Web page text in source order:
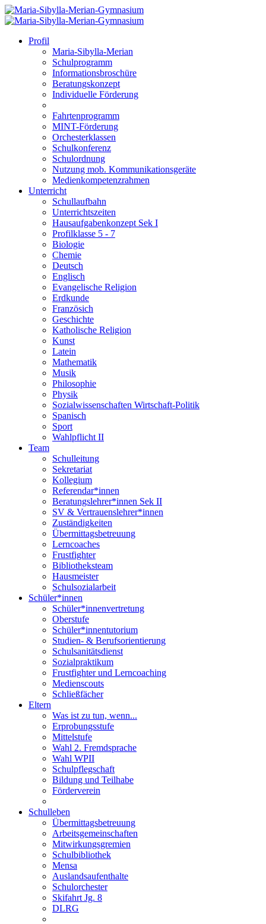
Profil
Maria-Sibylla-Merian
Schulprogramm
Informationsbroschüre
Beratungskonzept
Individuelle Förderung
Fahrtenprogramm
MINT-Förderung
Orchesterklassen
Schulkonferenz
Schulordnung
Nutzung mob. Kommunikationsgeräte
Medienkompetenzrahmen
Unterricht
Schullaufbahn
Unterrichtszeiten
Hausaufgabenkonzept Sek I
Profilklasse 5 - 7
Biologie
Chemie
Deutsch
Englisch
Evangelische Religion
Erdkunde
Französich
Geschichte
Katholische Religion
Kunst
Latein
Mathematik
Musik
Philosophie
Physik
Sozialwissenschaften Wirtschaft-Politik
Spanisch
Sport
Wahlpflicht II
Team
Schulleitung
Sekretariat
Kollegium
Referendar*innen
Beratungslehrer*innen Sek II
SV & Vertrauenslehrer*innen
Zuständigkeiten
Übermittagsbetreuung
Lerncoaches
Frustfighter
Bibliotheksteam
Hausmeister
Schulsozialarbeit
Schüler*innen
Schüler*innenvertretung
Oberstufe
Schüler*innentutorium
Studien- & Berufsorientierung
Schulsanitätsdienst
Sozialpraktikum
Frustfighter und Lerncoaching
Medienscouts
Schließfächer
Eltern
Was ist zu tun, wenn...
Erprobungsstufe
Mittelstufe
Wahl 2. Fremdsprache
Wahl WPII
Schulpflegschaft
Bildung und Teilhabe
Förderverein
Schulleben
Übermittagsbetreuung
Arbeitsgemeinschaften
Mitwirkungsgremien
Schulbibliothek
Mensa
Auslandsaufenthalte
Schulorchester
Skifahrt Jg. 8
DLRG